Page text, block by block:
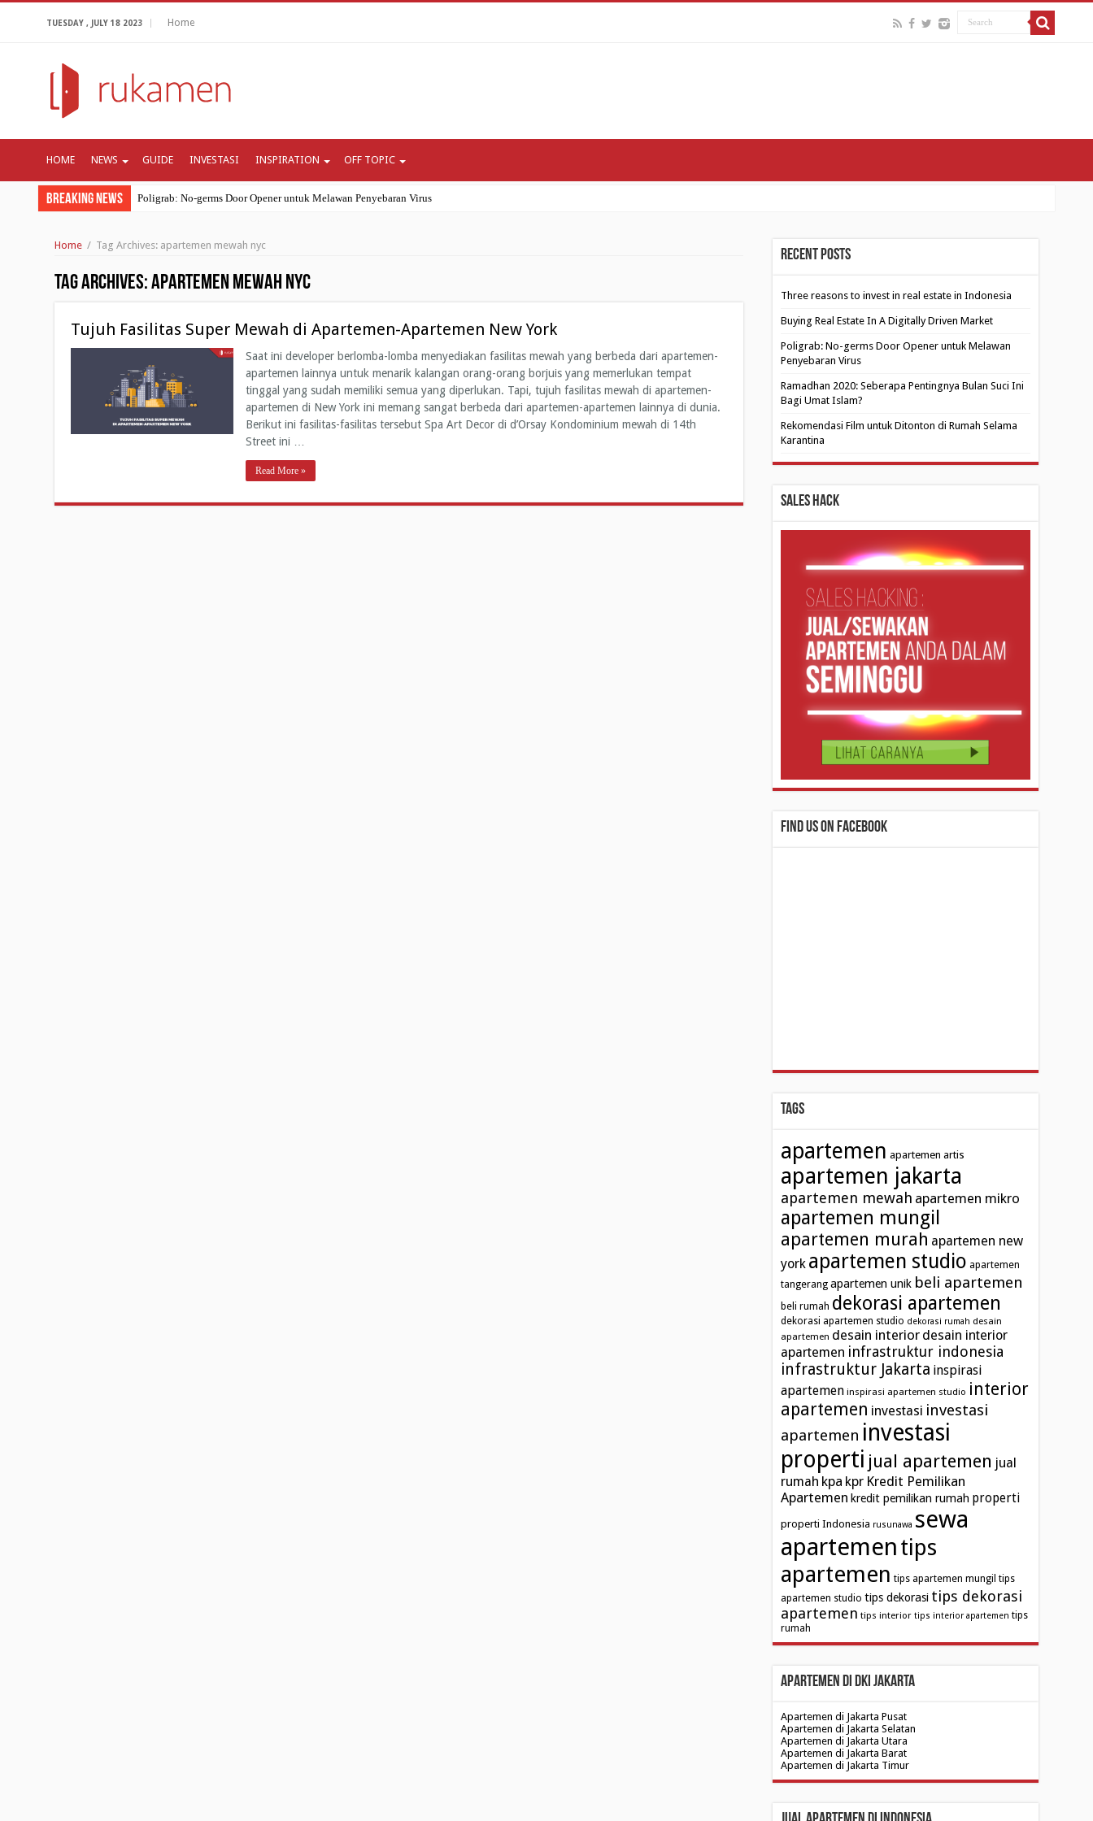
TUESDAY , JULY 18 2023 Home
HOME NEWS GUIDE INVESTASI INSPIRATION OFF TOPIC
Breaking News Poligrab: No-germs Door Opener untuk Melawan Penyebaran Virus
Review Apartemen: Apartemen Bogor Valley di Bogor
Mungkinkah Resesi Ekonomi Lebih Mematikan Daripada COVID-19 itu Sendiri?
Home / Tag Archives: apartemen mewah nyc
Tag Archives:apartemen mewah nyc
Tujuh Fasilitas Super Mewah di Apartemen-Apartemen New York
Saat ini developer berlomba-lomba menyediakan fasilitas mewah yang berbeda dari apartemen-
apartemen lainnya untuk menarik kalangan orang-orang borjuis yang memerlukan tempat
tinggal yang sudah memiliki semua yang diperlukan. Tapi, tujuh fasilitas mewah di apartemen-
apartemen di New York ini memang sangat berbeda dari apartemen-apartemen lainnya di dunia.
Berikut ini fasilitas-fasilitas tersebut Spa Art Decor di d’Orsay Kondominium mewah di 14th
Street ini …
Read More »
Recent Posts
Three reasons to invest in real estate in Indonesia
Buying Real Estate In A Digitally Driven Market
Poligrab: No-germs Door Opener untuk Melawan
Penyebaran Virus
Ramadhan 2020: Seberapa Pentingnya Bulan Suci Ini
Bagi Umat Islam?
Rekomendasi Film untuk Ditonton di Rumah Selama
Karantina
Sales Hack
Find us on Facebook
Tags
apartemen apartemen artis
apartemen jakarta
apartemen mewah apartemen mikro
apartemen mungil
apartemen murah apartemen new
york apartemen studio apartemen
tangerang apartemen unik beli apartemen
beli rumah dekorasi apartemen
dekorasi apartemen studio dekorasi rumah desain
apartemen desain interior desain interior
apartemen infrastruktur indonesia
infrastruktur Jakarta inspirasi
apartemen inspirasi apartemen studio interior
apartemen investasi investasi
apartemen investasi
properti jual apartemen jual
rumah kpa kpr Kredit Pemilikan
Apartemen kredit pemilikan rumah properti
properti Indonesia rusunawa sewa
apartementips
apartemen tips apartemen mungil tips
apartemen studio tips dekorasi tips dekorasi
apartemen tips interior tips interior apartemen tips
rumah
Apartemen di DKI Jakarta
Apartemen di Jakarta Pusat
Apartemen di Jakarta Selatan
Apartemen di Jakarta Utara
Apartemen di Jakarta Barat
Apartemen di Jakarta Timur